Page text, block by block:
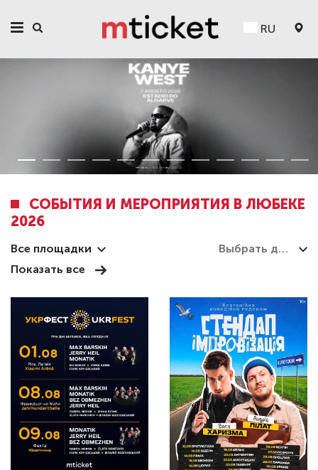
RU
СОБЫТИЯ И МЕРОПРИЯТИЯ В ЛЮБЕКЕ
2026
Все площадки
Показать все